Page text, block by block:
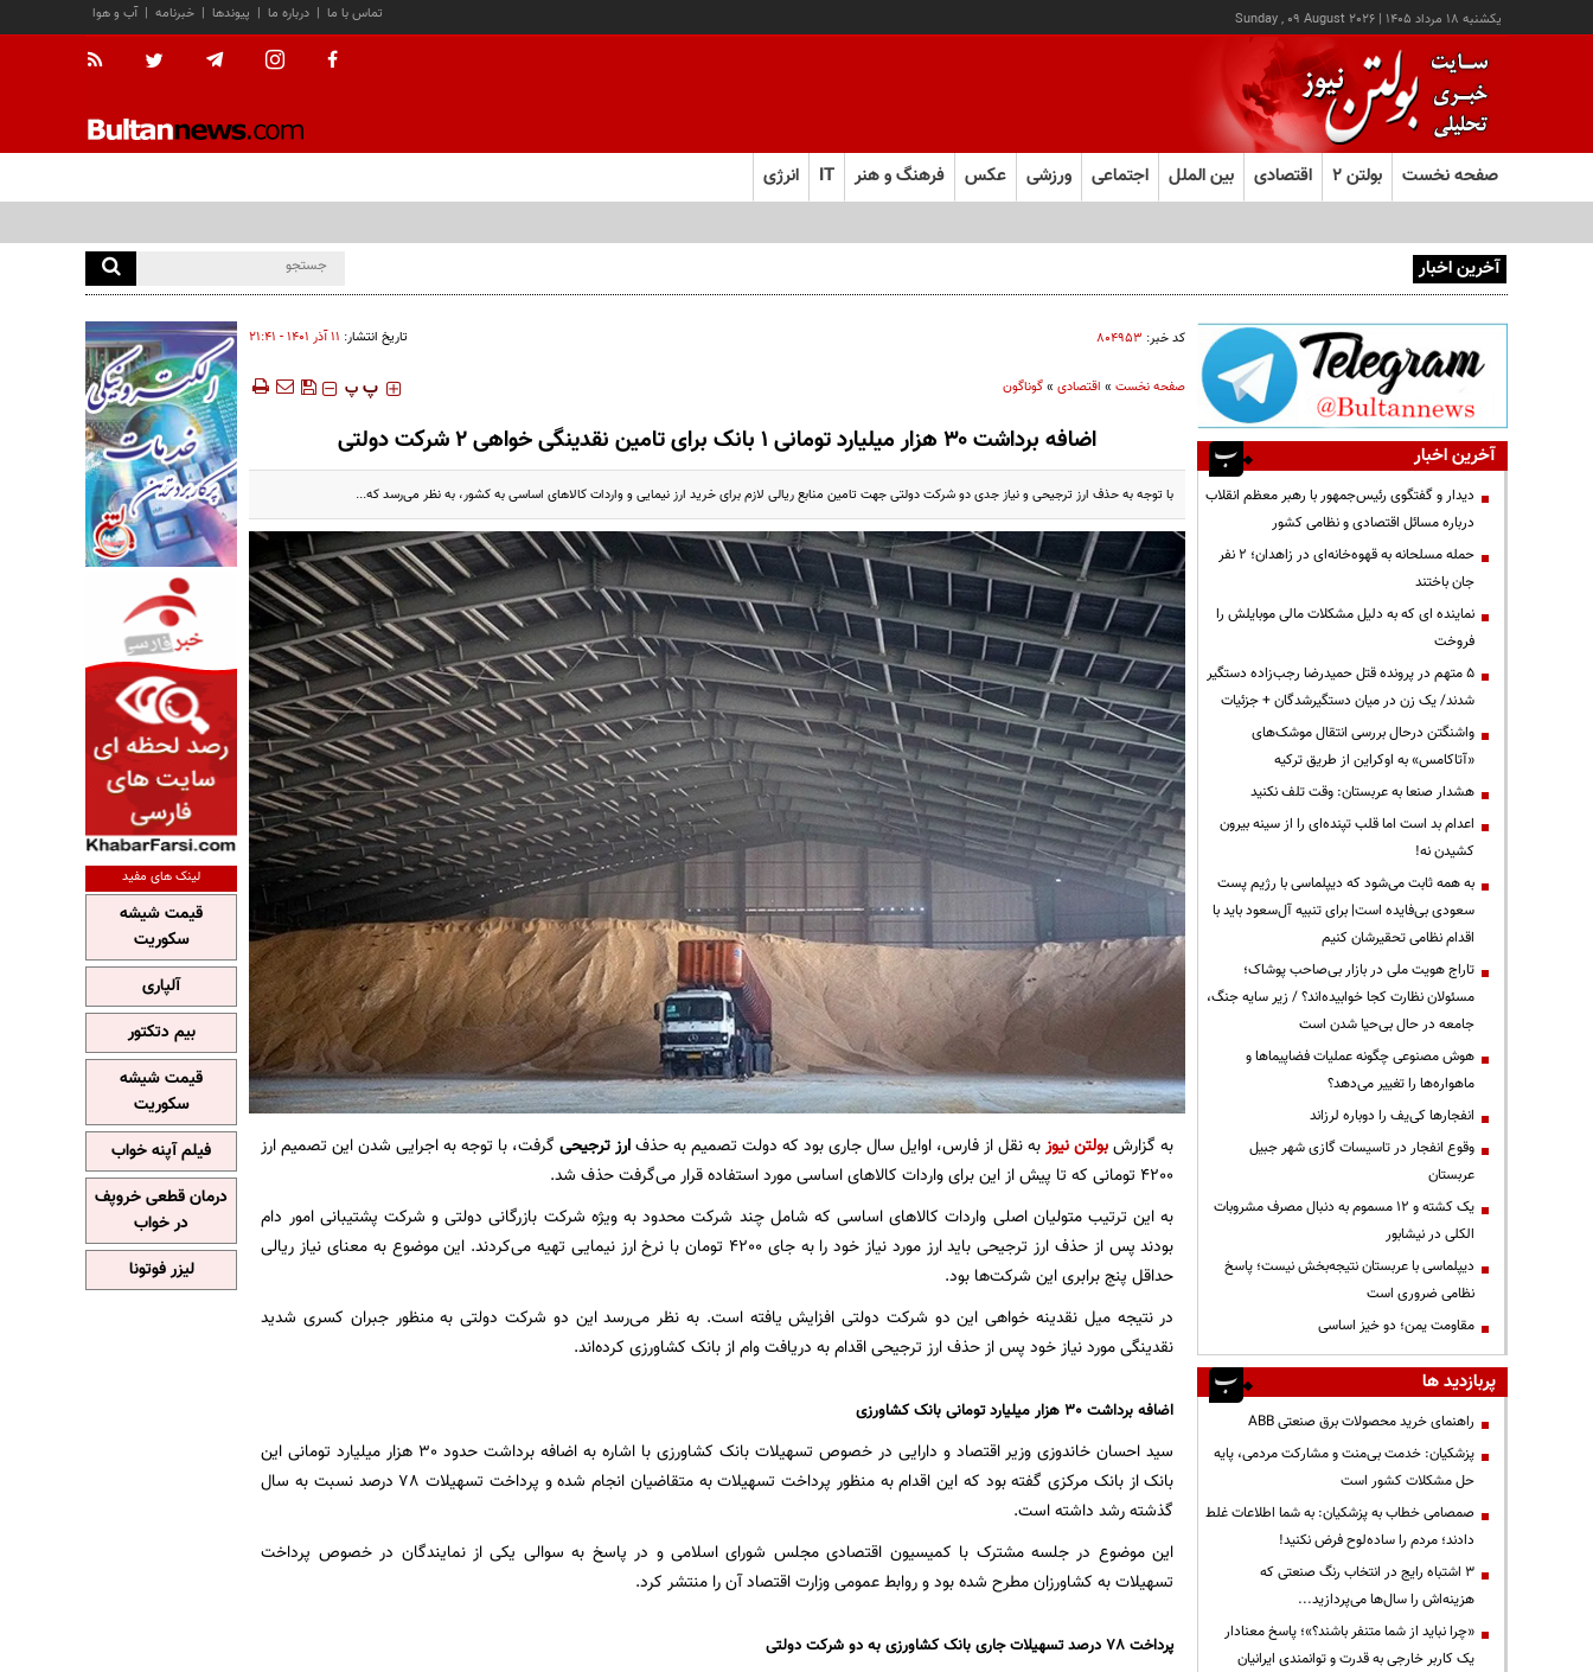
يکشنبه ۱۸ مرداد ۱۴۰۵ |
Sunday , 09 August 2026 آب و هوا | خبرنامه | پیوندها | درباره ما | تماس با ما
صفحه نخست بولتن ۲ اقتصادی بین الملل اجتماعی ورزشی عکس فرهنگ و هنر IT انرژی
آخرین اخبار
کد خبر: ۸۰۴۹۵۳ تاریخ انتشار: ۱۱ آذر ۱۴۰۱ - ۲۱:۴۱
صفحه نخست» اقتصادی»گوناگون ‍‍‍ پ پ
اضافه برداشت ۳۰ هزار میلیارد تومانی ۱ بانک برای تامین نقدینگی خواهی ۲ شرکت دولتی
با توجه به حذف ارز ترجیحی و نیاز جدی دو شرکت دولتی جهت تامین منابع ریالی لازم برای خرید ارز نیمایی و واردات کالاهای اساسی به کشور، به نظر می‌رسد که...
به گزارشبولتن نیوزبه نقل از فارس، اوایل سال جاری بود که دولت تصمیم به حذفارز ترجیحیگرفت، با توجه به اجرایی شدن این تصمیم ارز
4200 تومانی که تا پیش از این برای واردات کالاهای اساسی مورد استفاده قرار می‌گرفت حذف شد.
به این ترتیب متولیان اصلی واردات کالاهای اساسی که شامل چند شرکت محدود به ویژه شرکت بازرگانی دولتی و شرکت پشتیبانی امور دام
بودند پس از حذف ارز ترجیحی باید ارز مورد نیاز خود را به جای 4200 تومان با نرخ ارز نیمایی تهیه می‌کردند. این موضوع به معنای نیاز ریالی
حداقل پنج برابری این شرکت‌ها بود.
در نتیجه میل نقدینه خواهی این دو شرکت دولتی افزایش یافته است. به نظر می‌رسد این دو شرکت دولتی به منظور جبران کسری شدید
نقدینگی مورد نیاز خود پس از حذف ارز ترجیحی اقدام به دریافت وام از بانک کشاورزی کرده‌اند.
اضافه برداشت 30 هزار میلیارد تومانی بانک کشاورزی
سید احسان خاندوزی وزیر اقتصاد و دارایی در خصوص تسهیلات بانک کشاورزی با اشاره به اضافه برداشت حدود 30 هزار میلیارد تومانی این
بانک از بانک مرکزی گفته بود که این اقدام به منظور پرداخت تسهیلات به متقاضیان انجام شده و پرداخت تسهیلات 78 درصد نسبت به سال
گذشته رشد داشته است.
این موضوع در جلسه مشترک با کمیسیون اقتصادی مجلس شورای اسلامی و در پاسخ به سوالی یکی از نمایندگان در خصوص پرداخت
تسهیلات به کشاورزان مطرح شده بود و روابط عمومی وزارت اقتصاد آن را منتشر کرد.
پرداخت 78 درصد تسهیلات جاری بانک کشاورزی به دو شرکت دولتی
آخرین اخبار
دیدار و گفتگوی رئیس‌جمهور با رهبر معظم انقلاب
درباره مسائل اقتصادی و نظامی کشور
حمله مسلحانه به قهوه‌خانه‌ای در زاهدان؛ ۲ نفر
جان باختند
نماینده ای که به دلیل مشکلات مالی موبایلش را
فروخت
۵ متهم در پرونده قتل حمیدرضا رجب‌زاده دستگیر
شدند/ یک زن در میان دستگیرشدگان + جزئیات
واشنگتن درحال بررسی انتقال موشک‌های
«آتاکامس» به اوکراین از طریق ترکیه
هشدار صنعا به عربستان: وقت تلف نکنید
اعدام بد است اما قلب تپنده‌ای را از سینه بیرون
کشیدن نه!
به همه ثابت می‌شود که دیپلماسی با رژیم پست
سعودی بی‌فایده است| برای تنبیه آل‌سعود باید با
اقدام نظامی تحقیرشان کنیم
تاراج هویت ملی در بازار بی‌صاحب پوشاک؛
مسئولان نظارت کجا خوابیده‌اند؟ / زیر سایه جنگ،
جامعه در حال بی‌حیا شدن است
هوش مصنوعی چگونه عملیات فضاپیماها و
ماهواره‌ها را تغییر می‌دهد؟
انفجارها کی‌یف را دوباره لرزاند
وقوع انفجار در تاسیسات گازی شهر جبیل
عربستان
یک کشته و ۱۲ مسموم به دنبال مصرف مشروبات
الکلی در نیشابور
دیپلماسی با عربستان نتیجه‌بخش نیست؛ پاسخ
نظامی ضروری است
مقاومت یمن؛ دو خیز اساسی
پربازدید ها
راهنمای خرید محصولات برق صنعتی ABB
پزشکیان: خدمت بی‌منت و مشارکت مردمی، پایه
حل مشکلات کشور است
صمصامی خطاب به پزشکیان: به شما اطلاعات غلط
دادند؛ مردم را ساده‌لوح فرض نکنید!
3 اشتباه رایج در انتخاب رنگ صنعتی که
هزینه‌اش را سال‌ها می‌پردازید...
«چرا نباید از شما متنفر باشند؟»؛ پاسخ معنادار
یک کاربر خارجی به قدرت و توانمندی ایرانیان
لینک های مفید
قیمت شیشه
سکوریت
آلپاری
بیم دتکتور
قیمت شیشه
سکوریت
فیلم آپنه خواب
درمان قطعی خروپف
در خواب
لیزر فوتونا